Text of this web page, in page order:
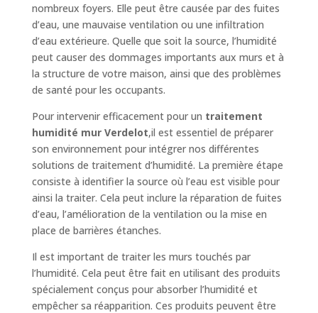
nombreux foyers. Elle peut être causée par des fuites
d’eau, une mauvaise ventilation ou une infiltration
d’eau extérieure. Quelle que soit la source, l’humidité
peut causer des dommages importants aux murs et à
la structure de votre maison, ainsi que des problèmes
de santé pour les occupants.
Pour intervenir efficacement pour un traitement
humidité mur Verdelot,il est essentiel de préparer
son environnement pour intégrer nos différentes
solutions de traitement d’humidité. La première étape
consiste à identifier la source où l’eau est visible pour
ainsi la traiter. Cela peut inclure la réparation de fuites
d’eau, l’amélioration de la ventilation ou la mise en
place de barrières étanches.
Il est important de traiter les murs touchés par
l’humidité. Cela peut être fait en utilisant des produits
spécialement conçus pour absorber l’humidité et
empêcher sa réapparition. Ces produits peuvent être